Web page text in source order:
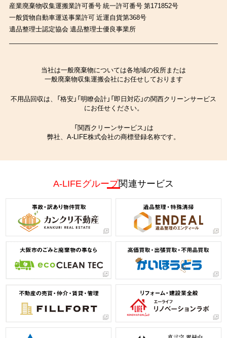
産業廃棄物収集運搬業許可番号 統一許可番号 第171852号
一般貨物自動車運送事業許可 近運自貨第368号
遺品整理士認定協会 遺品整理士優良事業所
当社は一般廃棄物については各地域の役所または
一般廃棄物収集運搬会社にお任せしております
不用品回収は、「格安」「明瞭会計」「即日対応」の関西クリーンサービス
にお任せください。
「関西クリーンサービス」は
弊社、A-LIFE株式会社の商標登録名称です。
A-LIFEグループ関連サービス